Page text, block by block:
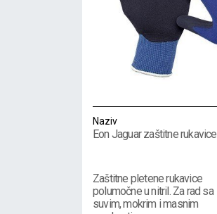
Naziv
Eon Jaguar zaštitne rukavice
Zaštitne pletene rukavice
polumočne u nitril. Za rad sa
suvim, mokrim i masnim